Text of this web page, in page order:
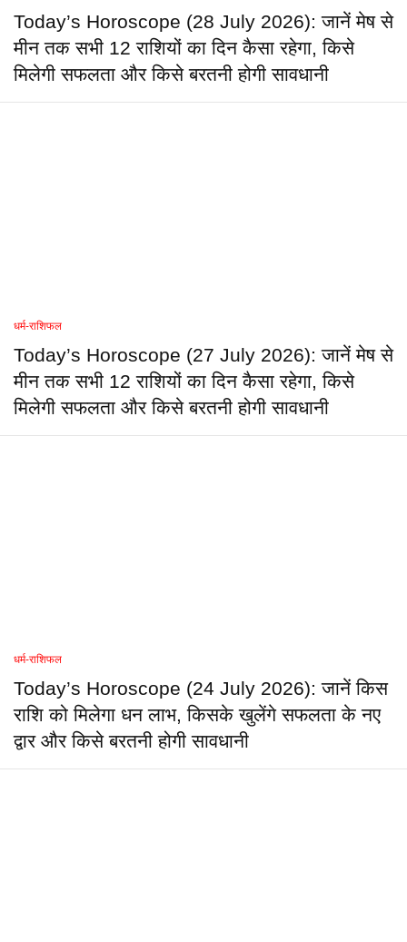
Today’s Horoscope (28 July 2026): जानें मेष से
मीन तक सभी 12 राशियों का दिन कैसा रहेगा, किसे
मिलेगी सफलता और किसे बरतनी होगी सावधानी
धर्म-राशिफल
Today’s Horoscope (27 July 2026): जानें मेष से
मीन तक सभी 12 राशियों का दिन कैसा रहेगा, किसे
मिलेगी सफलता और किसे बरतनी होगी सावधानी
धर्म-राशिफल
Today’s Horoscope (24 July 2026): जानें किस
राशि को मिलेगा धन लाभ, किसके खुलेंगे सफलता के नए
द्वार और किसे बरतनी होगी सावधानी